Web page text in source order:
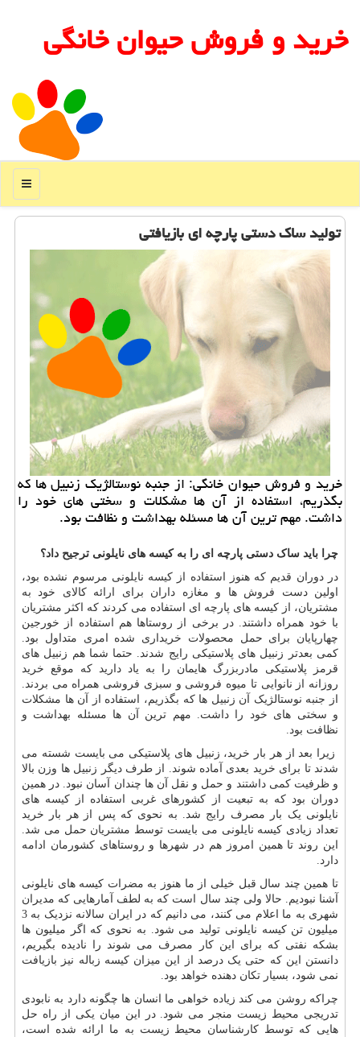
خرید و فروش حیوان خانگی
منو
تولید ساك دستی پارچه ای بازیافتی
خرید و فروش حیوان خانگی: از جنبه نوستالژیك زنبیل ها كه
بگذریم، استفاده از آن ها مشكلات و سختی های خود را
داشت. مهم ترین آن ها مسئله بهداشت و نظافت بود.
چرا باید ساک دستی پارچه ای را به کیسه های نایلونی ترجیح داد؟
در دوران قدیم که هنوز استفاده از کیسه نایلونی مرسوم نشده بود،
اولین دست فروش ها و مغازه داران برای ارائه کالای خود به
مشتریان، از کیسه های پارچه ای استفاده می کردند که اکثر مشتریان
با خود همراه داشتند. در برخی از روستاها هم استفاده از خورجین
چهارپایان برای حمل محصولات خریداری شده امری متداول بود.
کمی بعدتر زنبیل های پلاستیکی رایج شدند. حتما شما هم زنبیل های
قرمز پلاستیکی مادربزرگ هایمان را به یاد دارید که موقع خرید
روزانه از نانوایی تا میوه فروشی و سبزی فروشی همراه می بردند.
از جنبه نوستالژیک آن زنبیل ها که بگذریم، استفاده از آن ها مشکلات
و سختی های خود را داشت. مهم ترین آن ها مسئله بهداشت و
نظافت بود.
زیرا بعد از هر بار خرید، زنبیل های پلاستیکی می بایست شسته می
شدند تا برای خرید بعدی آماده شوند. از طرف دیگر زنبیل ها وزن بالا
و ظرفیت کمی داشتند و حمل و نقل آن ها چندان آسان نبود. در همین
دوران بود که به تبعیت از کشورهای غربی استفاده از کیسه های
نایلونی یک بار مصرف رایج شد. به نحوی که پس از هر بار خرید
تعداد زیادی کیسه نایلونی می بایست توسط مشتریان حمل می شد.
این روند تا همین امروز هم در شهرها و روستاهای کشورمان ادامه
دارد.
تا همین چند سال قبل خیلی از ما هنوز به مضرات کیسه های نایلونی
آشنا نبودیم. حالا ولی چند سال است که به لطف آمارهایی که مدیران
شهری به ما اعلام می کنند، می دانیم که در ایران سالانه نزدیک به 3
میلیون تن کیسه نایلونی تولید می شود. به نحوی که اگر میلیون ها
بشکه نفتی که برای این کار مصرف می شوند را نادیده بگیریم،
دانستن این که حتی یک درصد از این میزان کیسه زباله نیز بازیافت
نمی شود، بسیار تکان دهنده خواهد بود.
چراکه روشن می کند زیاده خواهی ما انسان ها چگونه دارد به نابودی
تدریجی محیط زیست منجر می شود. در این میان یکی از راه حل
هایی که توسط کارشناسان محیط زیست به ما ارائه شده است،